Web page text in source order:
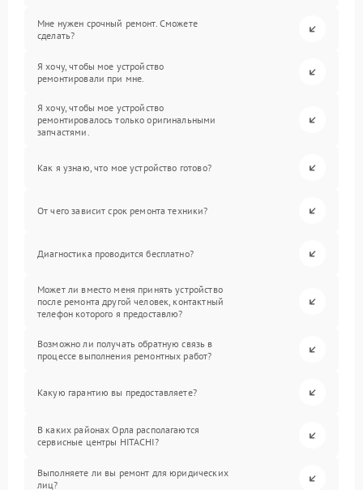
Мне нужен срочный ремонт. Сможете
сделать?
Я хочу, чтобы мое устройство
ремонтировали при мне.
Я хочу, чтобы мое устройство
ремонтировалось только оригинальными
запчастями.
Как я узнаю, что мое устройство готово?
От чего зависит срок ремонта техники?
Диагностика проводится бесплатно?
Может ли вместо меня принять устройство
после ремонта другой человек, контактный
телефон которого я предоставлю?
Возможно ли получать обратную связь в
процессе выполнения ремонтных работ?
Какую гарантию вы предоставляете?
В каких районах Орла располагаются
сервисные центры HITACHI?
Выполняете ли вы ремонт для юридических
лиц?